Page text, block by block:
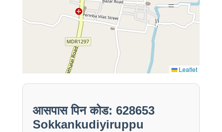
Leaflet
आसपास पिन कोड: 628653
Sokkankudiyiruppu